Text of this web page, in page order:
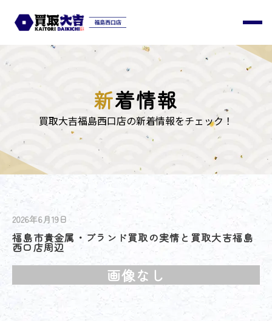
新着情報
買取大吉福島西口店の新着情報をチェック！
2026年6月19日
福島市貴金属・ブランド買取の実情と買取大吉福島
西口店周辺
画像なし